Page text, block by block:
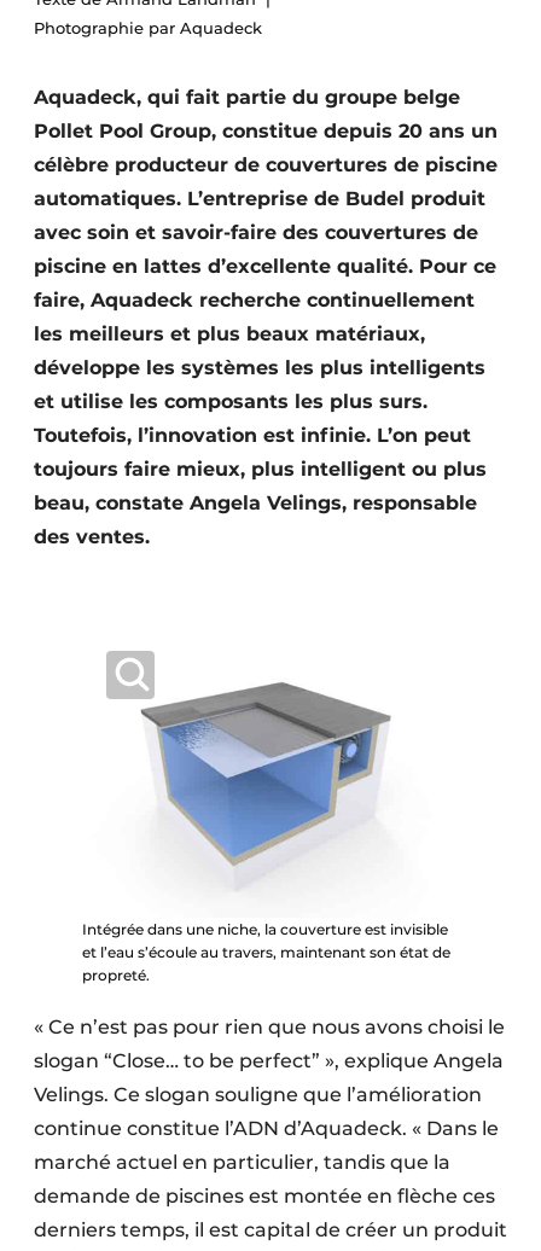
Termes et conditions
Photographie par Aquadeck
Aquadeck, qui fait partie du groupe belge
Pollet Pool Group, constitue depuis 20 ans un
célèbre producteur de couvertures de piscine
automatiques. L’entreprise de Budel produit
avec soin et savoir-faire des couvertures de
piscine en lattes d’excellente qualité. Pour ce
faire, Aquadeck recherche continuellement
les meilleurs et plus beaux matériaux,
développe les systèmes les plus intelligents
et utilise les composants les plus surs.
Toutefois, l’innovation est infinie. L’on peut
toujours faire mieux, plus intelligent ou plus
beau, constate Angela Velings, responsable
des ventes.
Intégrée dans une niche, la couverture est invisible
et l’eau s’écoule au travers, maintenant son état de
propreté.
« Ce n’est pas pour rien que nous avons choisi le
slogan “Close… to be perfect” », explique Angela
Velings. Ce slogan souligne que l’amélioration
continue constitue l’ADN d’Aquadeck. « Dans le
marché actuel en particulier, tandis que la
demande de piscines est montée en flèche ces
derniers temps, il est capital de créer un produit